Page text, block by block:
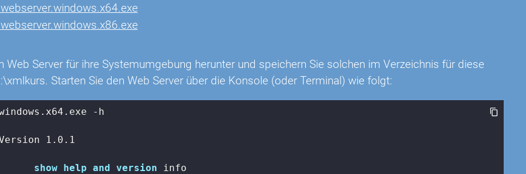
Web Server für ihre Systemumgebung herunter und speichern Sie solchen im Verzeichnis für diese
Starten Sie den Web Server über die Konsole (oder Terminal) wie folgt:
-h
Version 1.0.1
show help and version info